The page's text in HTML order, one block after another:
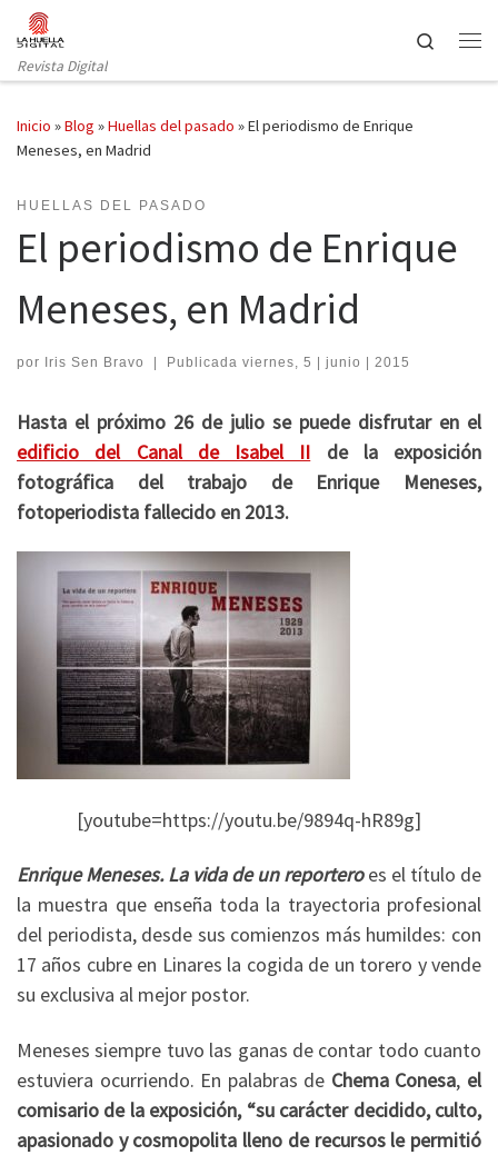
Saltar al contenido
Revista Digital
Search
Inicio »Blog »Huellas del pasado »El periodismo de Enrique
Meneses, en Madrid
HUELLAS DEL PASADO
El periodismo de Enrique
Meneses, en Madrid
por Iris Sen Bravo | Publicada viernes, 5 | junio | 2015
Hasta el próximo 26 de julio se puede disfrutar en el
edificio del Canal de Isabel II de la exposición
fotográfica del trabajo de Enrique Meneses,
fotoperiodista fallecido en 2013.
[youtube=https://youtu.be/9894q-hR89g]
Enrique Meneses. La vida de un reporteroes el título de
la muestra que enseña toda la trayectoria profesional
del periodista, desde sus comienzos más humildes: con
17 años cubre en Linares la cogida de un torero y vende
su exclusiva al mejor postor.
Meneses siempre tuvo las ganas de contar todo cuanto
estuviera ocurriendo. En palabras de Chema Conesa, el
comisario de la exposición, “su carácter decidido, culto,
apasionado y cosmopolita lleno de recursos le permitió